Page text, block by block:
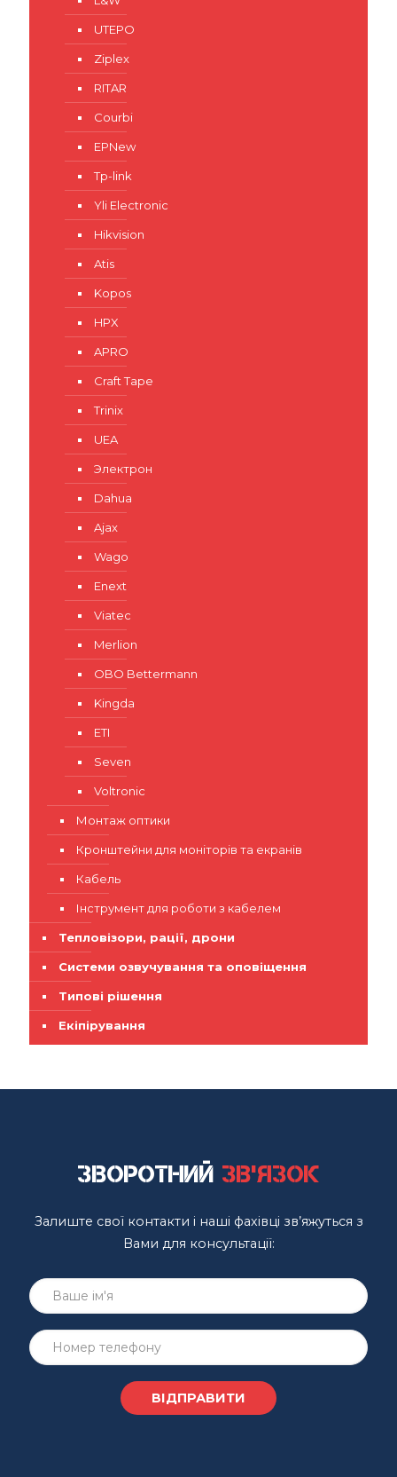
UTEPO
Ziplex
RITAR
Courbi
EPNew
Tp-link
Yli Electronic
Hikvision
Atis
Kopos
HPX
APRO
Craft Tape
Trinix
UEA
Электрон
Dahua
Ajax
Wago
Enext
Viatec
Merlion
OBO Bettermann
Kingda
ETI
Seven
Voltronic
Монтаж оптики
Кронштейни для моніторів та екранів
Кабель
Інструмент для роботи з кабелем
Тепловізори, рації, дрони
Системи озвучування та оповіщення
Типові рішення
Екіпірування
Зворотний зв'язок
Залиште свої контакти і наші фахівці зв’яжуться з
Вами для консультації: